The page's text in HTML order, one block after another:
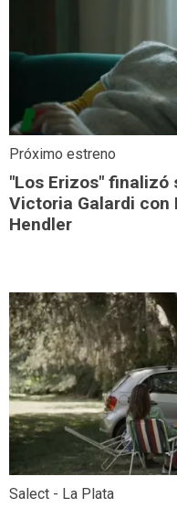
Próximo estreno
"Los Erizos" finalizó
Victoria Galardi con
Hendler
Salect - La Plata